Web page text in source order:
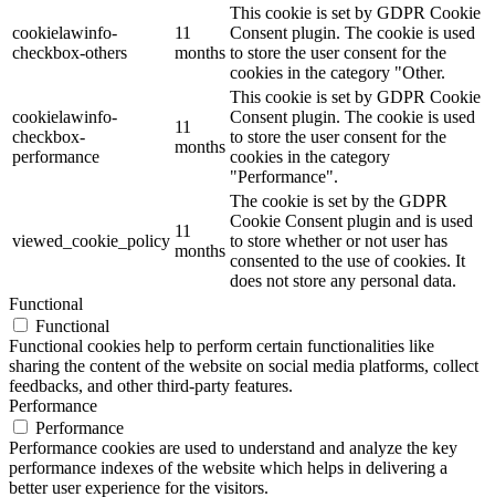
cookielawinfo-
checkbox-others
11
months
This cookie is set by GDPR Cookie
Consent plugin. The cookie is used
to store the user consent for the
cookies in the category "Other.
cookielawinfo-
checkbox-
performance
11
months
This cookie is set by GDPR Cookie
Consent plugin. The cookie is used
to store the user consent for the
cookies in the category
"Performance".
viewed_cookie_policy
11
months
The cookie is set by the GDPR
Cookie Consent plugin and is used
to store whether or not user has
consented to the use of cookies. It
does not store any personal data.
Functional
Functional
Functional cookies help to perform certain functionalities like
sharing the content of the website on social media platforms, collect
feedbacks, and other third-party features.
Performance
Performance
Performance cookies are used to understand and analyze the key
performance indexes of the website which helps in delivering a
better user experience for the visitors.